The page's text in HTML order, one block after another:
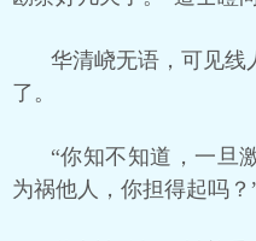
华清峣无语，可见线
了。
“你知不知道，一旦
为祸他人，你担得起吗？